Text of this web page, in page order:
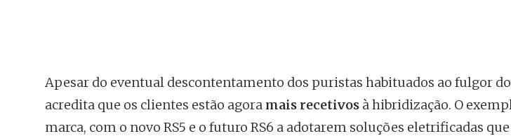
Apesar do eventual descontentamento dos puristas habituados ao fulgor
acredita que os clientes estão agora mais recetivos à hibridização. O
marca, com o novo RS5 e o futuro RS6 a adotarem soluções eletrificadas